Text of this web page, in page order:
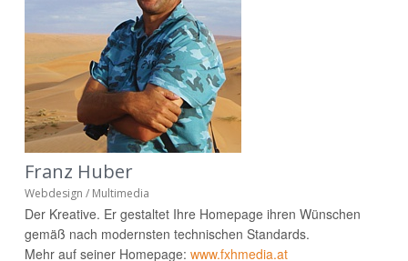
Franz Huber
Webdesign / Multimedia
Der Kreative. Er gestaltet Ihre Homepage ihren Wünschen
gemäß nach modernsten technischen Standards.
Mehr auf seiner Homepage: www.fxhmedia.at